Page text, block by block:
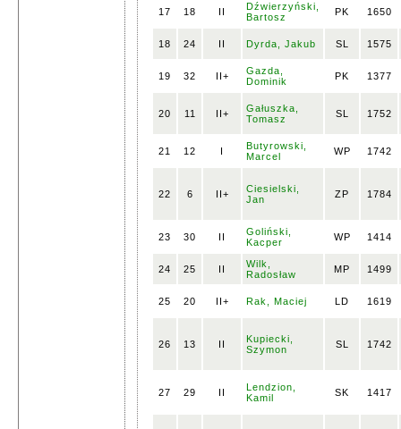
17 18 II
Dźwierzyński,
Bartosz
PK 1650
18 24 II Dyrda, Jakub SL 1575
19 32 II+
Gazda,
Dominik
PK 1377
20 11 II+
Gałuszka,
Tomasz
SL 1752
21 12 I
Butyrowski,
Marcel
WP 1742
22 6 II+
Ciesielski,
Jan
ZP 1784
23 30 II
Goliński,
Kacper
WP 1414
24 25 II
Wilk,
Radosław
MP 1499
25 20 II+ Rak, Maciej LD 1619
26 13 II
Kupiecki,
Szymon
SL 1742
27 29 II
Lendzion,
Kamil
SK 1417